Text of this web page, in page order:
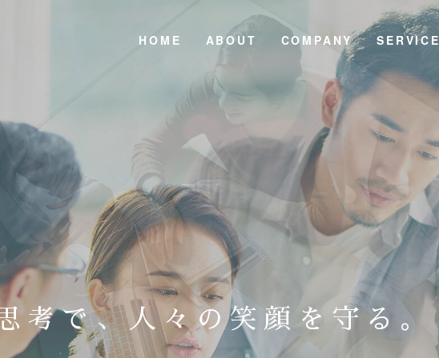
HOME ABOUT COMPANY SERVICE
考で、人々の笑顔を守る。